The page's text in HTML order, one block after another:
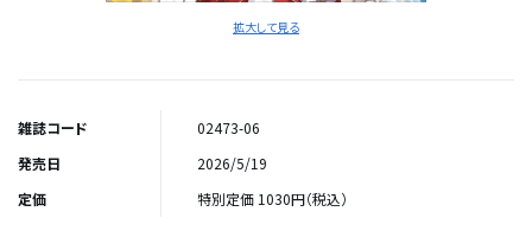
拡大して見る
雑誌コード
02473-06
発売日
2026/5/19
定価
特別定価 1030円（税込）